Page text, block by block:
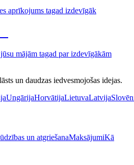
aprīkojums tagad izdevīgāk
mājām tagad par izdevīgākām
un daudzas iedvesmojošas idejas.
UngārijaHorvātijaLietuvaLatvija
un atgriešanaMaksājumiKā